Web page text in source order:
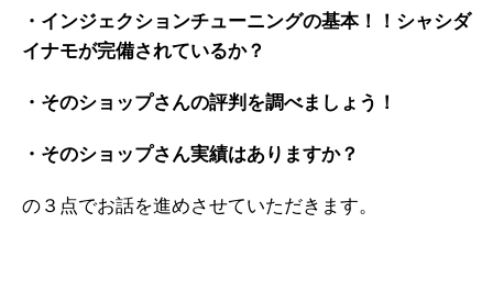
・インジェクションチューニングの基本！！シャシダ
イナモが完備されているか？
・そのショップさんの評判を調べましょう！
・そのショップさん実績はありますか？
の３点でお話を進めさせていただきます。